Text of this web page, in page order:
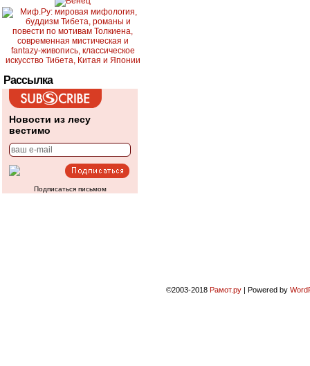
Рассылка
Новости из лесу
вестимо
Подписаться письмом
©2003-2018 Рамот.ру | Powered by